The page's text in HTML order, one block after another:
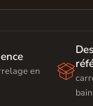
en

bain